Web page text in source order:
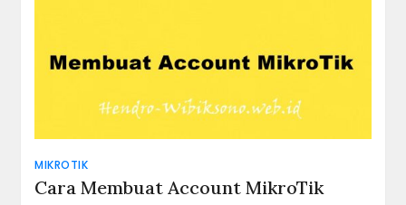
MIKROTIK
Cara Membuat Account MikroTik